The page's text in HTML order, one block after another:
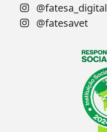
@fatesa_digital
@fatesavet